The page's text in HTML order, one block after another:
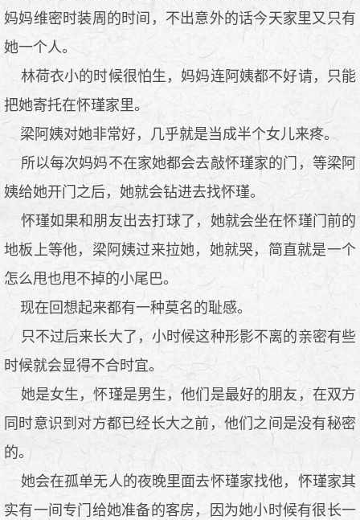
妈妈维密时装周的时间，不出意外的话今天家里又只有
她一个人。
林荷衣小的时候很怕生，妈妈连阿姨都不好请，只能
把她寄托在怀瑾家里。
梁阿姨对她非常好，几乎就是当成半个女儿来疼。
所以每次妈妈不在家她都会去敲怀瑾家的门，等梁阿
姨给她开门之后，她就会钻进去找怀瑾。
怀瑾如果和朋友出去打球了，她就会坐在怀瑾门前的
地板上等他，梁阿姨过来拉她，她就哭，简直就是一个
怎么甩也甩不掉的小尾巴。
现在回想起来都有一种莫名的耻感。
只不过后来长大了，小时候这种形影不离的亲密有些
时候就会显得不合时宜。
她是女生，怀瑾是男生，他们是最好的朋友，在双方
同时意识到对方都已经长大之前，他们之间是没有秘密
的。
她会在孤单无人的夜晚里面去怀瑾家找他，怀瑾家其
实有一间专门给她准备的客房，因为她小时候有很长一